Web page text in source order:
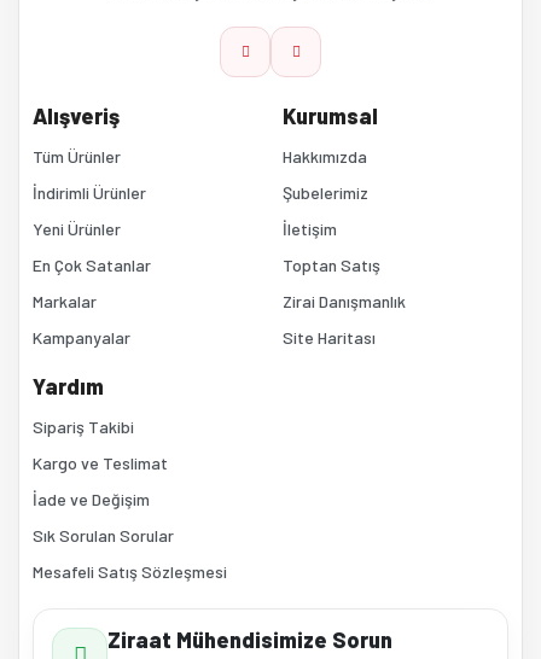
Bu ürüne benzer farklı alternatifler olmalı.
Gönder
Alışveriş
Tüm Ürünler
İndirimli Ürünler
Yeni Ürünler
En Çok Satanlar
Markalar
Kampanyalar
Kurumsal
Hakkımızda
Şubelerimiz
İletişim
Toptan Satış
Zirai Danışmanlık
Site Haritası
Yardım
Sipariş Takibi
Kargo ve Teslimat
İade ve Değişim
Sık Sorulan Sorular
Mesafeli Satış Sözleşmesi
Ziraat Mühendisimize Sorun